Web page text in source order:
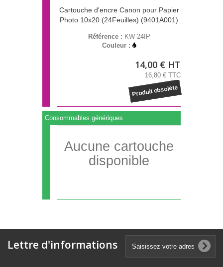
Cartouche d'encre Canon pour Papier
Photo 10x20 (24Feuilles) (9401A001)
Référence : KW-24IP
Couleur :
14,00 € HT
16,80 € TTC
Produit obsolète
Consommables génériques
Aucune cartouche
disponible
Lettre d'informations